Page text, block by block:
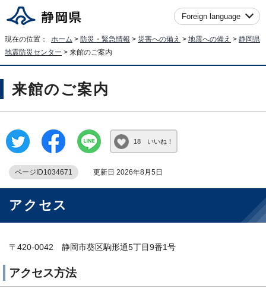
Foreign language
現在の位置： ホーム > 防災・緊急情報 > 災害への備え > 地震への備え > 静岡県
地震防災センター > 来館のご案内
来館のご案内
18 いいね！
ページID1034671 更新日 2026年8月5日
アクセス
〒420-0042 静岡市葵区駒形通5丁目9番1号
アクセス方法